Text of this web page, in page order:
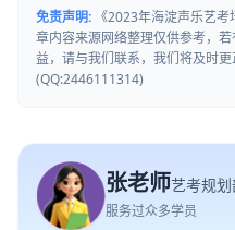
免责声明: 《2023年海淀声乐艺
章内容来源网络整理仅供参考，
益，请与我们联系，我们将及时更
(QQ:2446111314)
张老师艺考规
服务过众多学员